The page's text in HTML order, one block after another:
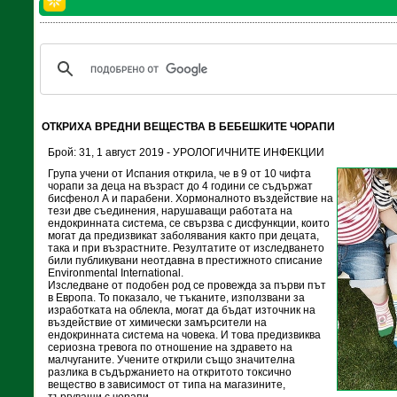
ОТКРИХА ВРЕДНИ ВЕЩЕСТВА В БЕБЕШКИТЕ ЧОРАПИ
Брой: 31, 1 август 2019 - УРОЛОГИЧНИТЕ ИНФЕКЦИИ
Група учени от Испания открила, че в 9 от 10 чифта
чорапи за деца на възраст до 4 години се съдържат
бисфенол А и парабени. Хормоналното въздействие на
тези две съединения, нарушаващи работата на
ендокринната система, се свързва с дисфункции, които
могат да предизвикат заболявания както при децата,
така и при възрастните. Резултатите от изследването
били публикувани неотдавна в престижното списание
Environmental International.
Изследване от подобен род се провежда за първи път
в Европа. То показало, че тъканите, използвани за
изработката на облекла, могат да бъдат източник на
въздействие от химически замърсители на
ендокринната система на човека. И това предизвиква
сериозна тревога по отношение на здравето на
малчуганите. Учените открили също значителна
разлика в съдържанието на откритото токсично
вещество в зависимост от типа на магазините,